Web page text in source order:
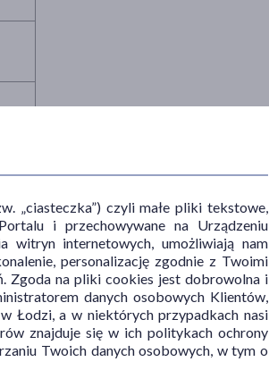
„ciasteczka”) czyli małe pliki tekstowe,
i przechowywane na Urządzeniu
witryn internetowych, umożliwiają nam
personalizację zgodnie z Twoimi
Zgoda na pliki cookies jest dobrowolna i
danych osobowych Klientów,
Łodzi, a w niektórych przypadkach nasi
znajduje się w ich politykach ochrony
Twoich danych osobowych, w tym o